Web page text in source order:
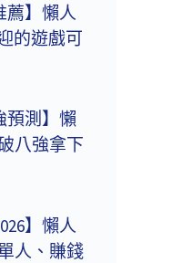
薦】懶人
的遊戲可
預測】懶
八強拿下
】懶人
人、賺錢